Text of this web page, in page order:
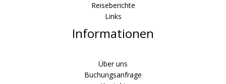
Reiseberichte
Links
Informationen
Über uns
Buchungsanfrage